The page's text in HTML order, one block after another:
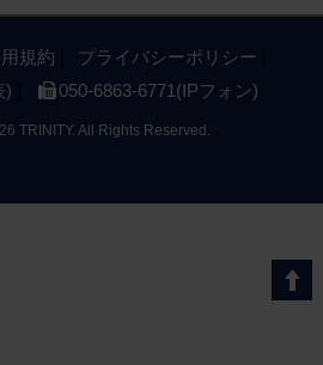
規約
プライバシーポリシー
)
050-6863-6771(IPフォン)
TRINITY. All Rights Reserved.